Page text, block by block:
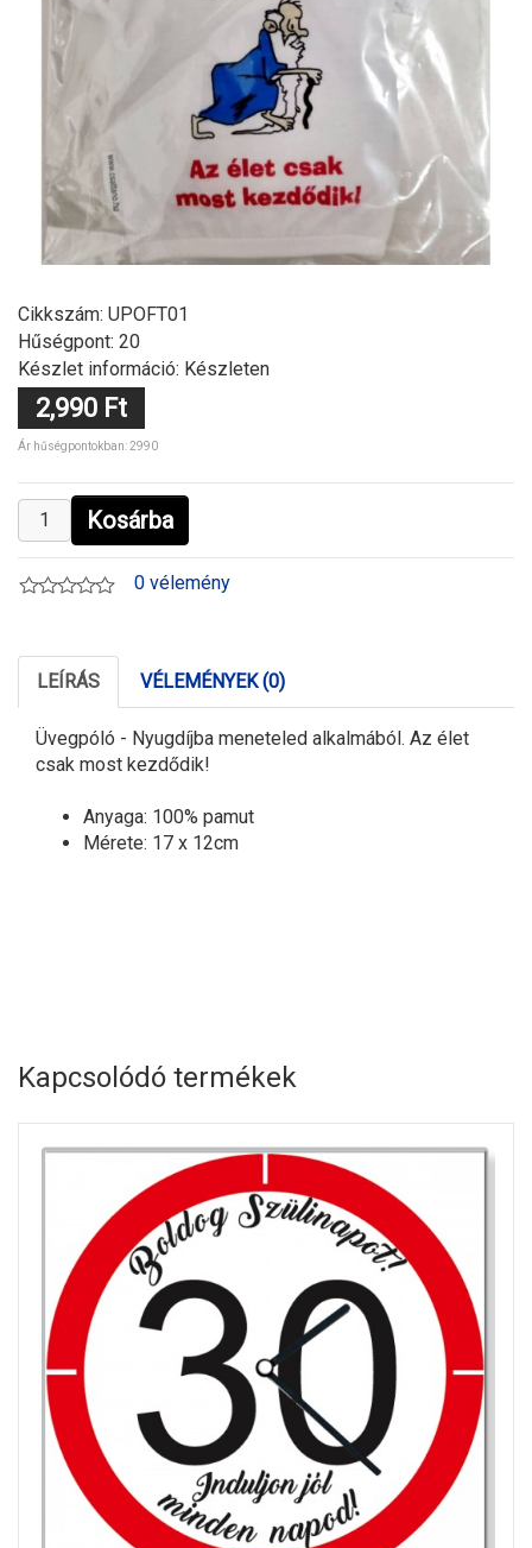
Cikkszám: UPOFT01
Hűségpont: 20
Készlet információ: Készleten
2,990 Ft
Ár hűségpontokban: 2990
Kosárba
0 vélemény
LEÍRÁS VÉLEMÉNYEK (0)
Üvegpóló - Nyugdíjba meneteled alkalmából. Az élet
csak most kezdődik!
Anyaga: 100% pamut
Mérete: 17 x 12cm
Kapcsolódó termékek